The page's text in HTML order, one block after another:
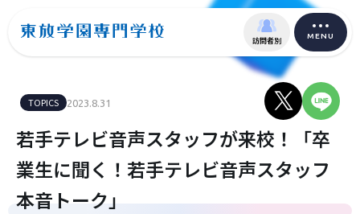
訪問者別 MENU
TOPICS 2023.8.31
若手テレビ音声スタッフが来校！「卒
業生に聞く！若手テレビ音声スタッフ
本音トーク」